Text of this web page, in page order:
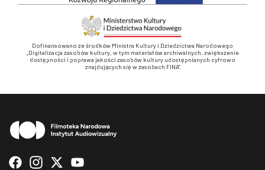
Dofinansowano ze środków Ministra Kultury i Dziedzictwa Narodowego
„Digitalizacja zasobów kultury, w tym materiałów archiwalnych, zwiększenie
dostępności i poprawa jakości zasobów kultury udostępnianych cyfrowo
znajdujących się w zasobach FINA”